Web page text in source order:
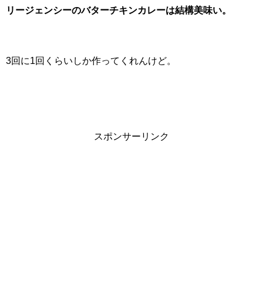
リージェンシーのバターチキンカレーは結構美味い。
3回に1回くらいしか作ってくれんけど。
スポンサーリンク